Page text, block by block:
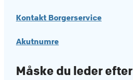
Kontakt Borgerservice
Akutnumre
Måske du leder efter